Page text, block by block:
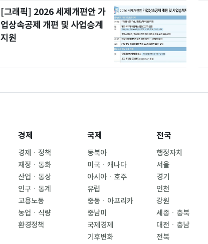
[그래픽] 2026 세제개편안 가
업상속공제 개편 및 사업승계
지원
경제
경제ㆍ정책
재정ㆍ통화
산업ㆍ통상
인구ㆍ통계
고용노동
농업ㆍ식량
환경정책
국제
동북아
미국ㆍ캐나다
아시아ㆍ호주
유럽
중동ㆍ아프리카
중남미
국제경제
기후변화
전국
행정자치
서울
경기
인천
강원
세종ㆍ충북
대전ㆍ충남
전북